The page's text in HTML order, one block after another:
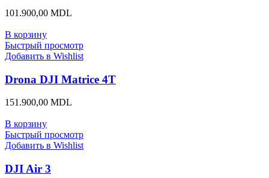
101.900,00 MDL
В корзину
Быстрый просмотр
Добавить в Wishlist
Drona DJI Matrice 4T
151.900,00 MDL
В корзину
Быстрый просмотр
Добавить в Wishlist
DJI Air 3